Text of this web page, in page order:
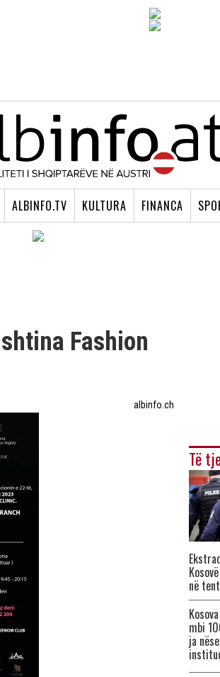
ALBINFO.TV KULTURA FINANCA
Fashion
albinfo.ch
Të
në
mbi
ja